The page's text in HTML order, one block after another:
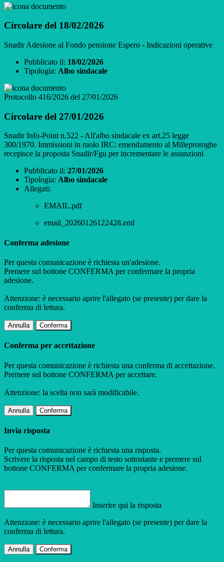
Circolare del 18/02/2026
Snadir Adesione al Fondo pensione Espero - Indicazioni operative
Pubblicato il: 18/02/2026
Tipologia: Albo sindacale
Protocollo 416/2026 del 27/01/2026
Circolare del 27/01/2026
Snadir Info-Point n.522 - All'albo sindacale ex art.25 legge
300/1970. Immissioni in ruolo IRC: emendamento al Milleproroghe
recepisce la proposta Snadir/Fgu per incrementare le assunzioni
Pubblicato il: 27/01/2026
Tipologia: Albo sindacale
Allegati:
EMAIL.pdf
email_20260126122428.eml
Conferma adesione
Per questa comunicazione è richiesta un'adesione.
Premere sul bottone CONFERMA per confermare la propria
adesione.
Attenzione: è necessario aprire l'allegato (se presente) per dare la
conferma di lettura.
Annulla Conferma
Conferma per accettazione
Per questa comunicazione è richiesta una conferma di accettazione.
Premere sul bottone CONFERMA per accettare.
Attenzione: la scelta non sarà modificabile.
Annulla Conferma
Invia risposta
Per questa comunicazione è richiesta una risposta.
Scrivere la risposta nel campo di testo sottostante e premere sul
bottone CONFERMA per confermare la propria adesione.
Inserire qui la risposta
Attenzione: è necessario aprire l'allegato (se presente) per dare la
conferma di lettura.
Annulla Conferma